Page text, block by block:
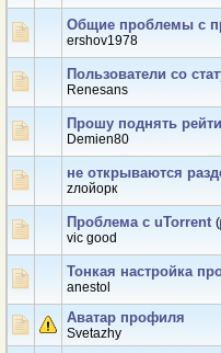
Общие проблемы с
ershov1978
Пользователи со
Renesаns
Прошу поднять
Demien80
не открываются
zлойорк
Проблема с uTorrent (
vic good
Тонкая настройка
anestol
Аватар профиля
Svetazhy